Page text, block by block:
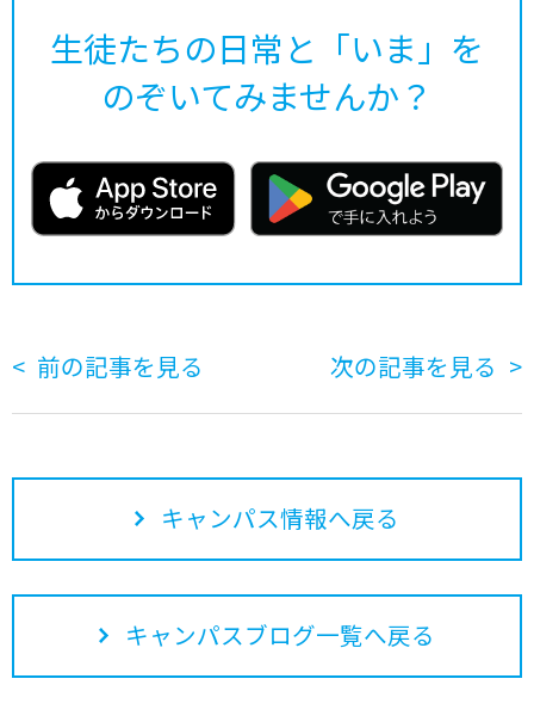
生徒たちの日常と「いま」を
のぞいてみませんか？
前の記事を見る 次の記事を見る
キャンパス情報へ戻る
キャンパスブログ一覧へ戻る